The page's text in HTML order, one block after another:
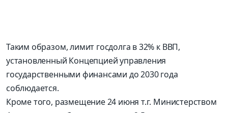
Таким образом, лимит госдолга в 32% к ВВП,
установленный Концепцией управления
государственными финансами до 2030 года
соблюдается.
Кроме того, размещение 24 июня т.г. Министерством